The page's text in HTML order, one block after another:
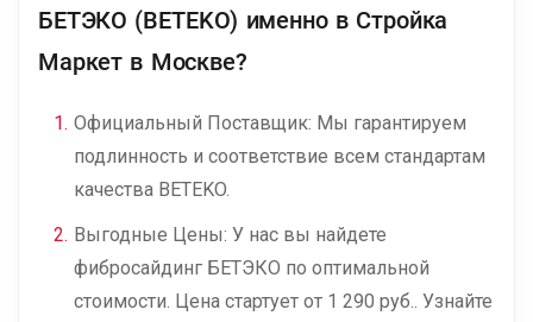
БЕТЭКО (BETEKO) именно в Стройка
Маркет в Москве?
Официальный Поставщик: Мы гарантируем
подлинность и соответствие всем стандартам
качества BETEKO.
Выгодные Цены: У нас вы найдете
фибросайдинг БЕТЭКО по оптимальной
стоимости. Цена стартует от 1 290 руб.. Узнайте